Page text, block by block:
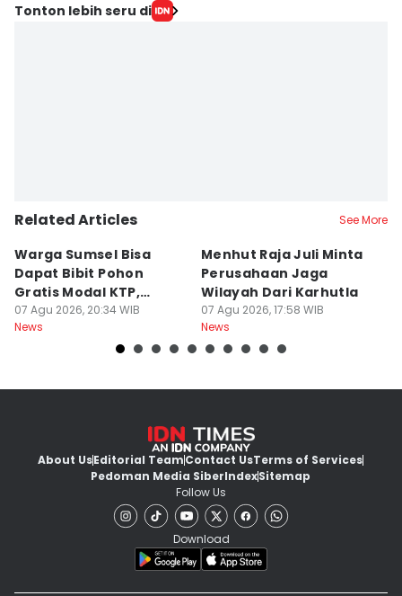
Tonton lebih seru di
Related Articles See More
Warga Sumsel Bisa
Dapat Bibit Pohon
Gratis Modal KTP,
Menhut Beberkan
Caranya
07 Agu 2026, 20:34 WIB
News
Menhut Raja Juli Minta
Perusahaan Jaga
Wilayah Dari Karhutla
07 Agu 2026, 17:58 WIB
News
About UsEditorial TeamContact UsTerms of Services
Pedoman Media SiberIndexSitemap
Follow Us
Download